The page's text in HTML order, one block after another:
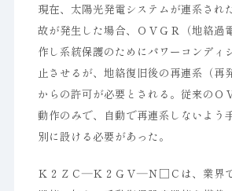
現在、太陽光発電システムが連系され
故が発生した場合、ＯＶＧＲ（地絡過
作し系統保護のためにパワーコンディ
止させるが、地絡復旧後の再連系（再
からの許可が必要とされる。従来のＯ
動作のみで、自動で再連系しないよう
別に設ける必要があった。
Ｋ２ＺＣ―Ｋ２ＧＶ―Ｎ□Ｃは、業界